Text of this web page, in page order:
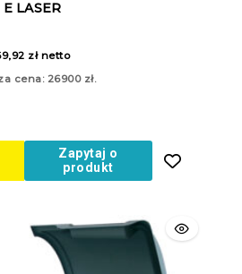
LASER
złnetto
cena: 26900 zł.
Zapytaj o
produkt